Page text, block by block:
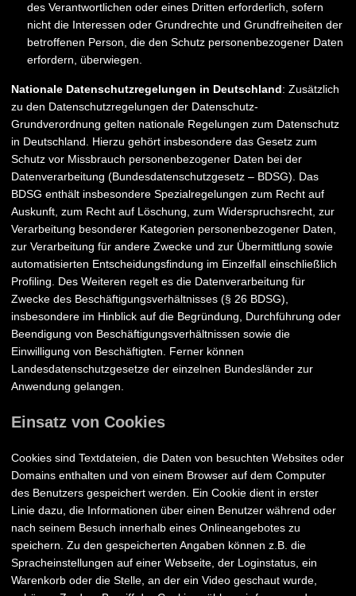
des Verantwortlichen oder eines Dritten erforderlich, sofern
nicht die Interessen oder Grundrechte und Grundfreiheiten der
betroffenen Person, die den Schutz personenbezogener Daten
erfordern, überwiegen.
Nationale Datenschutzregelungen in Deutschland: Zusätzlich
zu den Datenschutzregelungen der Datenschutz-
Grundverordnung gelten nationale Regelungen zum Datenschutz
in Deutschland. Hierzu gehört insbesondere das Gesetz zum
Schutz vor Missbrauch personenbezogener Daten bei der
Datenverarbeitung (Bundesdatenschutzgesetz – BDSG). Das
BDSG enthält insbesondere Spezialregelungen zum Recht auf
Auskunft, zum Recht auf Löschung, zum Widerspruchsrecht, zur
Verarbeitung besonderer Kategorien personenbezogener Daten,
zur Verarbeitung für andere Zwecke und zur Übermittlung sowie
automatisierten Entscheidungsfindung im Einzelfall einschließlich
Profiling. Des Weiteren regelt es die Datenverarbeitung für
Zwecke des Beschäftigungsverhältnisses (§ 26 BDSG),
insbesondere im Hinblick auf die Begründung, Durchführung oder
Beendigung von Beschäftigungsverhältnissen sowie die
Einwilligung von Beschäftigten. Ferner können
Landesdatenschutzgesetze der einzelnen Bundesländer zur
Anwendung gelangen.
Einsatz von Cookies
Cookies sind Textdateien, die Daten von besuchten Websites oder
Domains enthalten und von einem Browser auf dem Computer
des Benutzers gespeichert werden. Ein Cookie dient in erster
Linie dazu, die Informationen über einen Benutzer während oder
nach seinem Besuch innerhalb eines Onlineangebotes zu
speichern. Zu den gespeicherten Angaben können z.B. die
Spracheinstellungen auf einer Webseite, der Loginstatus, ein
Warenkorb oder die Stelle, an der ein Video geschaut wurde,